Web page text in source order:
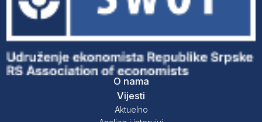
O nama
Vijesti
Aktuelno